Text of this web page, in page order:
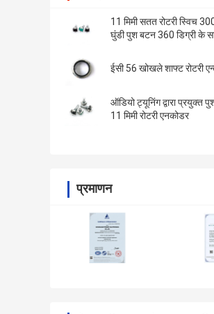
11 मिमी सतत रोटरी स्विच
घुंडी पुश बटन 360 डिग्री के
ईसी 56 खोखले शाफ्ट रोटरी
ऑडियो ट्यूनिंग द्वारा प्रयुक्त
11 मिमी रोटरी एनकोडर
प्रमाणन